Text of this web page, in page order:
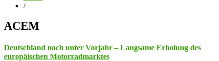
/
ACEM
Deutschland noch unter Vorjahr – Langsame Erholung des
europäischen Motorradmarktes